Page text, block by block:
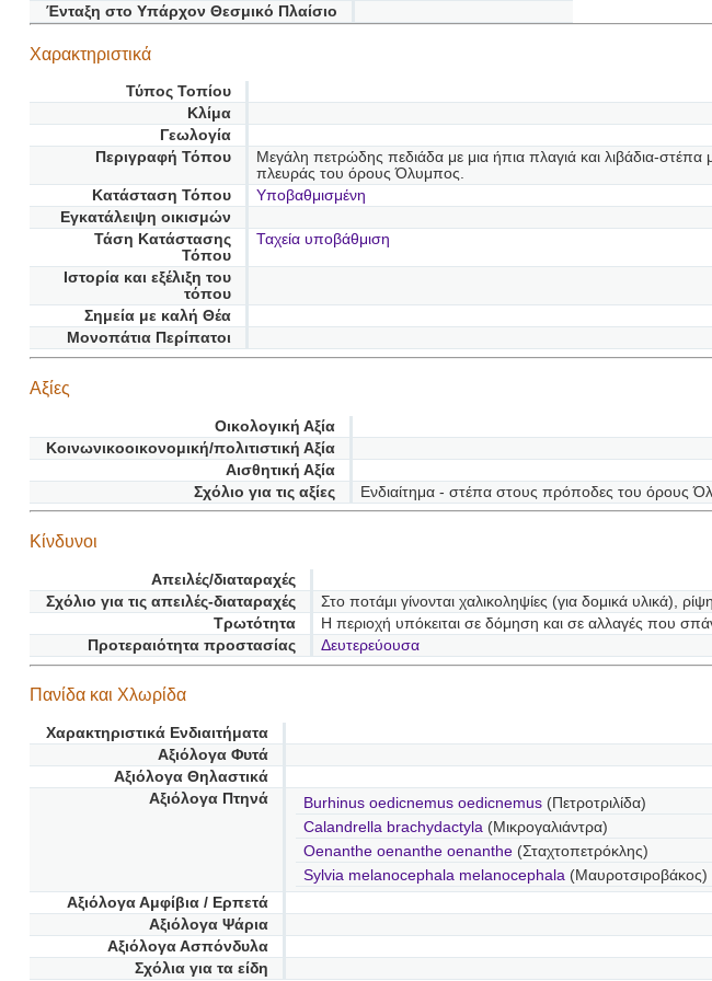
Ένταξη στο Υπάρχον Θεσμικό Πλαίσιο
Χαρακτηριστικά
Τύπος Τοπίου
Κλίμα
Γεωλογία
Περιγραφή Τόπου
Μεγάλη πετρώδης πεδιάδα με μια ήπια πλαγιά και λιβάδια-
πλευράς του όρους Όλυμπος.
Κατάσταση Τόπου
Υποβαθμισμένη
Εγκατάλειψη οικισμών
Τάση Κατάστασης
Τόπου
Ταχεία υποβάθμιση
Ιστορία και εξέλιξη του
τόπου
Σημεία με καλή Θέα
Μονοπάτια Περίπατοι
Αξίες
Οικολογική Αξία
Κοινωνικοοικονομική/πολιτιστική Αξία
Αισθητική Αξία
Σχόλιο για τις αξίες
Ενδιαίτημα - στέπα στους πρόποδες του όρους
Κίνδυνοι
Απειλές/διαταραχές
Σχόλιο για τις απειλές-διαταραχές
Στο ποτάμι γίνονται χαλικοληψίες (για δομικά υλικά),
Τρωτότητα
Η περιοχή υπόκειται σε δόμηση και σε αλλαγές που
Προτεραιότητα προστασίας
Δευτερεύουσα
Πανίδα και Χλωρίδα
Χαρακτηριστικά Ενδιαιτήματα
Αξιόλογα Φυτά
Αξιόλογα Θηλαστικά
Αξιόλογα Πτηνά
Burhinus oedicnemus oedicnemus(Πετροτριλίδα)
Calandrella brachydactyla (Μικρογαλιάντρα)
Oenanthe oenanthe oenanthe(Σταχτοπετρόκλης)
Sylvia melanocephala melanocephala(Μαυροτσιροβάκος)
Αξιόλογα Αμφίβια / Ερπετά
Αξιόλογα Ψάρια
Αξιόλογα Ασπόνδυλα
Σχόλια για τα είδη